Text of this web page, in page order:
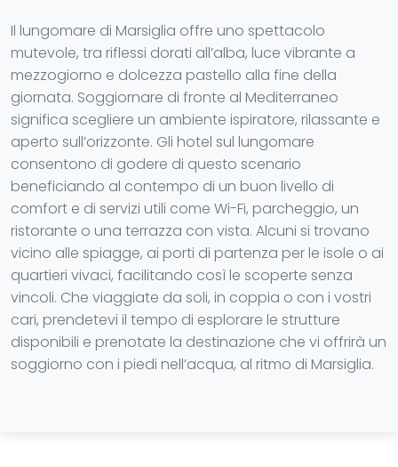
Il lungomare di Marsiglia offre uno spettacolo
mutevole, tra riflessi dorati all’alba, luce vibrante a
mezzogiorno e dolcezza pastello alla fine della
giornata. Soggiornare di fronte al Mediterraneo
significa scegliere un ambiente ispiratore, rilassante e
aperto sull’orizzonte. Gli hotel sul lungomare
consentono di godere di questo scenario
beneficiando al contempo di un buon livello di
comfort e di servizi utili come Wi-Fi, parcheggio, un
ristorante o una terrazza con vista. Alcuni si trovano
vicino alle spiagge, ai porti di partenza per le isole o ai
quartieri vivaci, facilitando così le scoperte senza
vincoli. Che viaggiate da soli, in coppia o con i vostri
cari, prendetevi il tempo di esplorare le strutture
disponibili e prenotate la destinazione che vi offrirà un
soggiorno con i piedi nell’acqua, al ritmo di Marsiglia.